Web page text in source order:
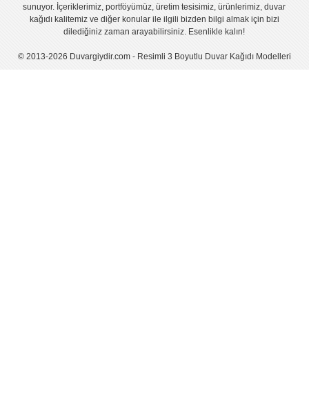
sunuyor. İçeriklerimiz, portföyümüz, üretim tesisimiz, ürünlerimiz, duvar
kağıdı kalitemiz ve diğer konular ile ilgili bizden bilgi almak için bizi
dilediğiniz zaman arayabilirsiniz. Esenlikle kalın!
© 2013-2026 Duvargiydir.com - Resimli 3 Boyutlu Duvar Kağıdı Modelleri